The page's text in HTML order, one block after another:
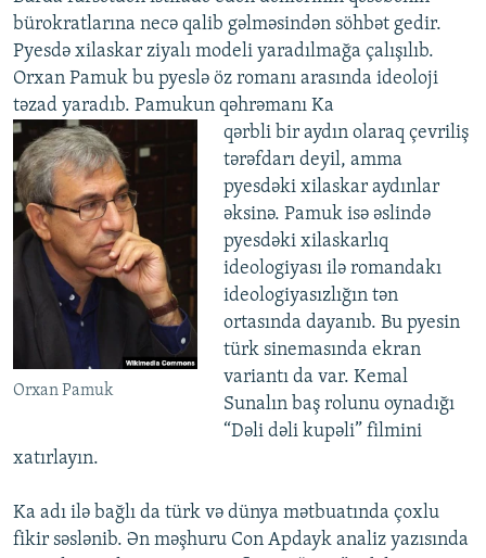
bürokratlarına necə qalib gəlməsindən söhbət gedir.
Pyesdə xilaskar ziyalı modeli yaradılmağa çalışılıb.
Orxan Pamuk bu pyeslə öz romanı arasında ideoloji
təzad yaradıb. Pamukun qəhrəmanı Ka
Orxan Pamuk
qərbli bir aydın olaraq çevriliş
tərəfdarı deyil, amma
pyesdəki xilaskar aydınlar
əksinə. Pamuk isə əslində
pyesdəki xilaskarlıq
ideologiyası ilə romandakı
ideologiyasızlığın tən
ortasında dayanıb. Bu pyesin
türk sinemasında ekran
variantı da var. Kemal
Sunalın baş rolunu oynadığı
“Dəli dəli kupəli” filmini
xatırlayın.
Ka adı ilə bağlı da türk və dünya mətbuatında çoxlu
fikir səslənib. Ən məşhuru Con Apdayk analiz yazısında